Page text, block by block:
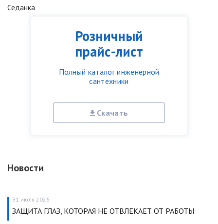
Розничный
прайс-лист
Полный каталог инженерной
сантехники
Скачать
Новости
31 июля 2026
ЗАЩИТА ГЛАЗ, КОТОРАЯ НЕ ОТВЛЕКАЕТ ОТ РАБОТЫ
Седанка